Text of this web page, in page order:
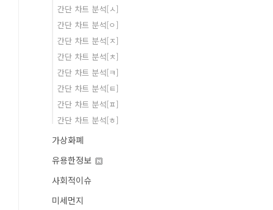
간단 차트 분석[ㅅ]
간단 차트 분석[ㅇ]
간단 차트 분석[ㅈ]
간단 차트 분석[ㅊ]
간단 차트 분석[ㅋ]
간단 차트 분석[ㅌ]
간단 차트 분석[ㅍ]
간단 차트 분석[ㅎ]
가상화폐
유용한정보
사회적이슈
미세먼지